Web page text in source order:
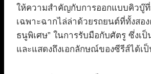
ให้ความสำคัญกับการออกแบบคิวบู๊ที่
เฉพาะฉากไล่ล่าด้วยรถยนต์ที่ทั้งสอ
ธนูพิเศษ” ในการรับมือกับศัตรู ซึ่งเ
และแสดงถึงเอกลักษณ์ของซีรีส์ได้เ